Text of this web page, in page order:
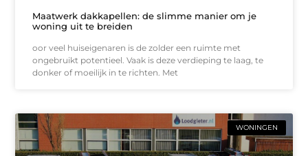
Maatwerk dakkapellen: de slimme manier om je
woning uit te breiden
oor veel huiseigenaren is de zolder een ruimte met
ongebruikt potentieel. Vaak is deze verdieping te laag, te
donker of moeilijk in te richten. Met
WONINGEN